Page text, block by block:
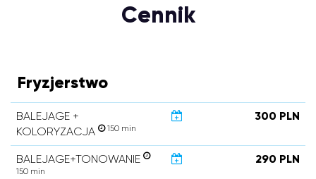
Cennik
Fryzjerstwo
BALEJAGE +
KOLORYZACJA
150 min
300 PLN
BALEJAGE+TONOWANIE
150 min
290 PLN